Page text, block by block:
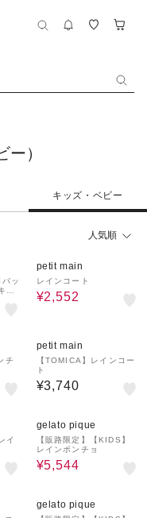
）
キッズ・ベビー
人気順
ッ
ッ
petit main
レインコート
¥2,552
チ
petit main
【TOMICA】レインコー
ト
¥3,740
イ
gelato pique
【販路限定】【KIDS】
レインポンチョ
¥5,544
gelato pique